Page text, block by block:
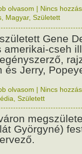
olvasom | Nincs
Magyar, Született
Gene
amerikai-cseh
és Jerry,
olvasom | Nincs
Született
Györgyné)